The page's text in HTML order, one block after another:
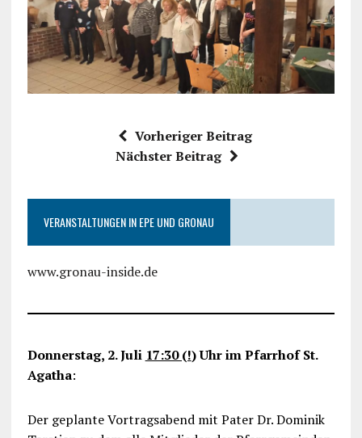
Vorheriger Beitrag
Nächster Beitrag
VERANSTALTUNGEN IN EPE UND GRONAU
www.gronau-inside.de
Donnerstag, 2. Juli 17:30 (!) Uhr im Pfarrhof St.
Agatha:
Der geplante Vortragsabend mit Pater Dr. Dominik